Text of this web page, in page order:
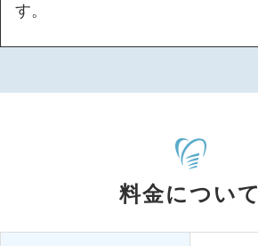
す。
料金について